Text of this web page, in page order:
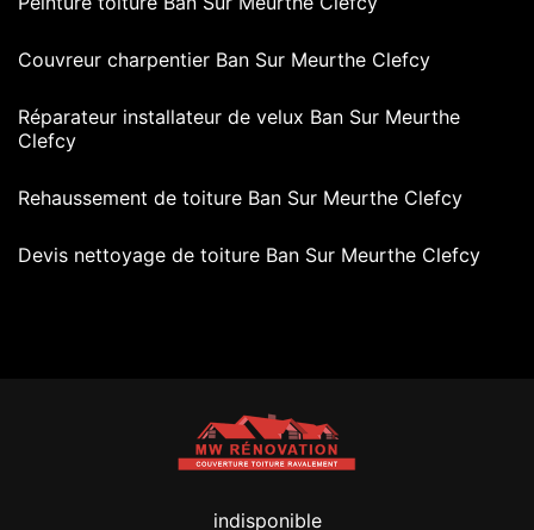
Couvreur charpentier Ban Sur Meurthe Clefcy
Réparateur installateur de velux Ban Sur Meurthe
Clefcy
Rehaussement de toiture Ban Sur Meurthe Clefcy
Devis nettoyage de toiture Ban Sur Meurthe Clefcy
indisponible